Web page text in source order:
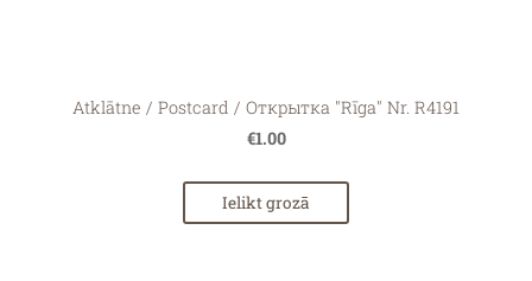
Atklātne / Postcard / Открытка "Rīga" Nr. R4191
€1.00
Ielikt grozā